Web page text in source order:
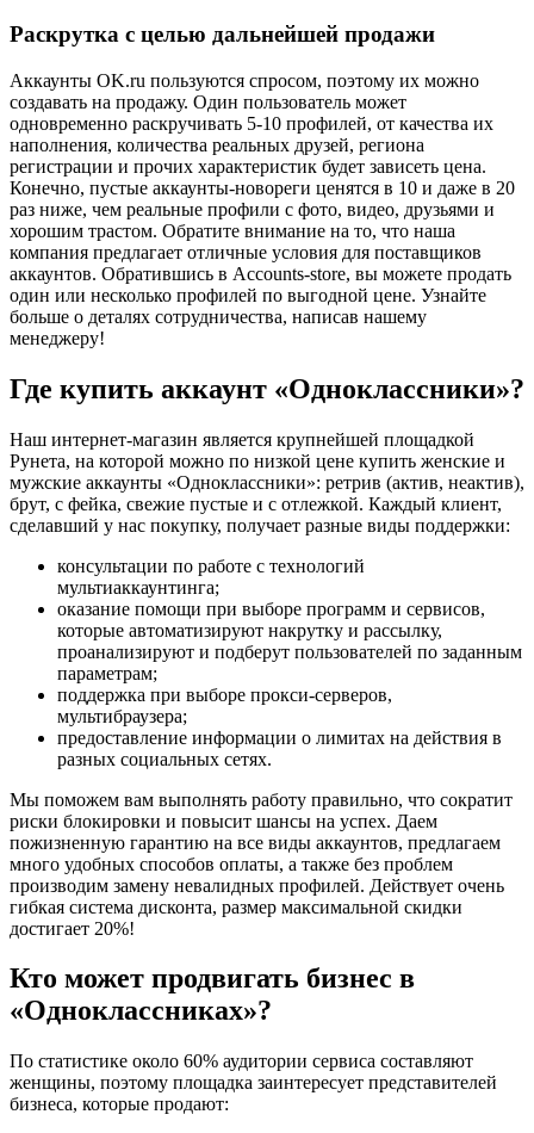
Раскрутка с целью дальнейшей продажи
Аккаунты OK.ru пользуются спросом, поэтому их можно
создавать на продажу. Один пользователь может
одновременно раскручивать 5-10 профилей, от качества их
наполнения, количества реальных друзей, региона
регистрации и прочих характеристик будет зависеть цена.
Конечно, пустые аккаунты-новореги ценятся в 10 и даже в 20
раз ниже, чем реальные профили с фото, видео, друзьями и
хорошим трастом. Обратите внимание на то, что наша
компания предлагает отличные условия для поставщиков
аккаунтов. Обратившись в Accounts-store, вы можете продать
один или несколько профилей по выгодной цене. Узнайте
больше о деталях сотрудничества, написав нашему
менеджеру!
Где купить аккаунт «Одноклассники»?
Наш интернет-магазин является крупнейшей площадкой
Рунета, на которой можно по низкой цене купить женские и
мужские аккаунты «Одноклассники»: ретрив (актив, неактив),
брут, с фейка, свежие пустые и с отлежкой. Каждый клиент,
сделавший у нас покупку, получает разные виды поддержки:
консультации по работе с технологий
мультиаккаунтинга;
оказание помощи при выборе программ и сервисов,
которые автоматизируют накрутку и рассылку,
проанализируют и подберут пользователей по заданным
параметрам;
поддержка при выборе прокси-серверов,
мультибраузера;
предоставление информации о лимитах на действия в
разных социальных сетях.
Мы поможем вам выполнять работу правильно, что сократит
риски блокировки и повысит шансы на успех. Даем
пожизненную гарантию на все виды аккаунтов, предлагаем
много удобных способов оплаты, а также без проблем
производим замену невалидных профилей. Действует очень
гибкая система дисконта, размер максимальной скидки
достигает 20%!
Кто может продвигать бизнес в
«Одноклассниках»?
По статистике около 60% аудитории сервиса составляют
женщины, поэтому площадка заинтересует представителей
бизнеса, которые продают: